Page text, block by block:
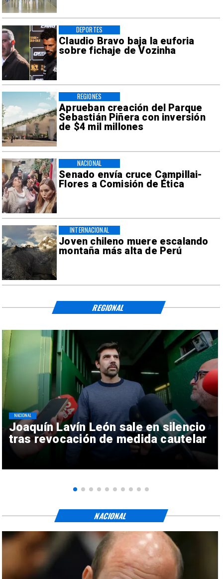
Claudio Bravo baja la euforia
sobre fichaje de Vozinha
DEPORTES
Aprueban creación del Parque
Sebastián Piñera con inversión
de $4 mil millones
REGIONES
Senado envía cruce Campillai-
Flores a Comisión de Ética
NACIONAL
Joven chileno muere escalando
montaña más alta de Perú
INTERNACIONAL
Joaquín Lavín León sale en silencio
tras revocación de medida cautelar
NACIONAL
REGIONAL
NACIONAL